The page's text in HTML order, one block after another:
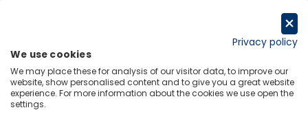
Menu Links
Back to Resource Hub
Privacy policy
We use cookies
We may place these for analysis of our visitor data, to improve our
website, show personalised content and to give you a great website
experience. For more information about the cookies we use open the
settings.